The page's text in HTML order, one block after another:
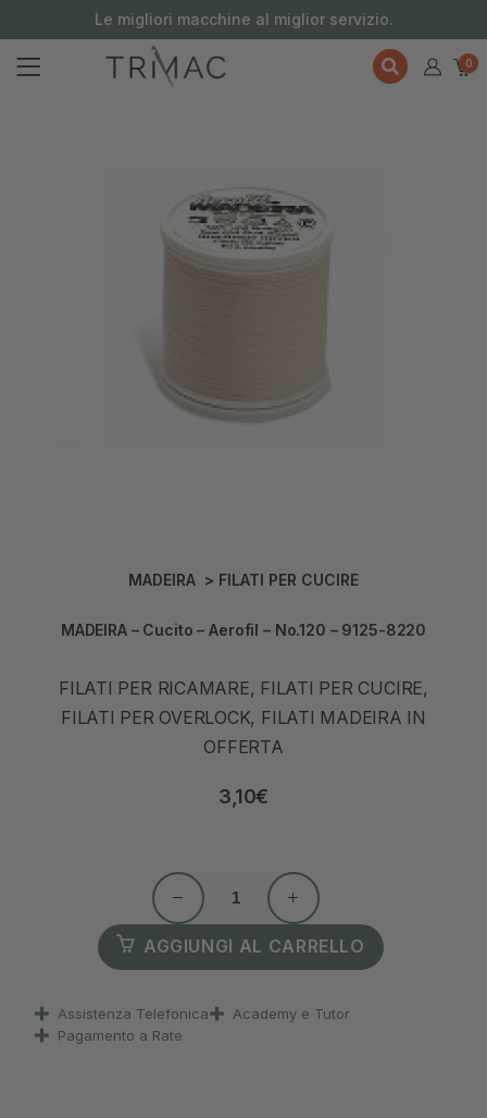
Le migliori macchine al miglior servizio.
0
MADEIRA > FILATI PER CUCIRE
MADEIRA – Cucito – Aerofil – No.120 – 9125-8220
FILATI PER RICAMARE, FILATI PER CUCIRE,
FILATI PER OVERLOCK, FILATI MADEIRA IN
OFFERTA
3,10€
AGGIUNGI AL CARRELLO
Assistenza Telefonica
Academy e Tutor
Pagamento a Rate